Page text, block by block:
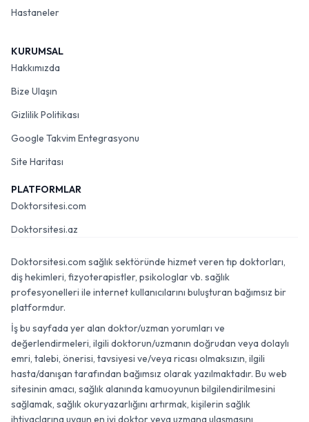
Hastaneler
KURUMSAL
Hakkımızda
Bize Ulaşın
Gizlilik Politikası
Google Takvim Entegrasyonu
Site Haritası
PLATFORMLAR
Doktorsitesi.com
Doktorsitesi.az
Doktorsitesi.com sağlık sektöründe hizmet veren tıp doktorları,
diş hekimleri, fizyoterapistler, psikologlar vb. sağlık
profesyonelleri ile internet kullanıcılarını buluşturan bağımsız bir
platformdur.
İş bu sayfada yer alan doktor/uzman yorumları ve
değerlendirmeleri, ilgili doktorun/uzmanın doğrudan veya dolaylı
emri, talebi, önerisi, tavsiyesi ve/veya ricası olmaksızın, ilgili
hasta/danışan tarafından bağımsız olarak yazılmaktadır. Bu web
sitesinin amacı, sağlık alanında kamuoyunun bilgilendirilmesini
sağlamak, sağlık okuryazarlığını artırmak, kişilerin sağlık
ihtiyaçlarına uygun en iyi doktor veya uzmana ulaşmasını